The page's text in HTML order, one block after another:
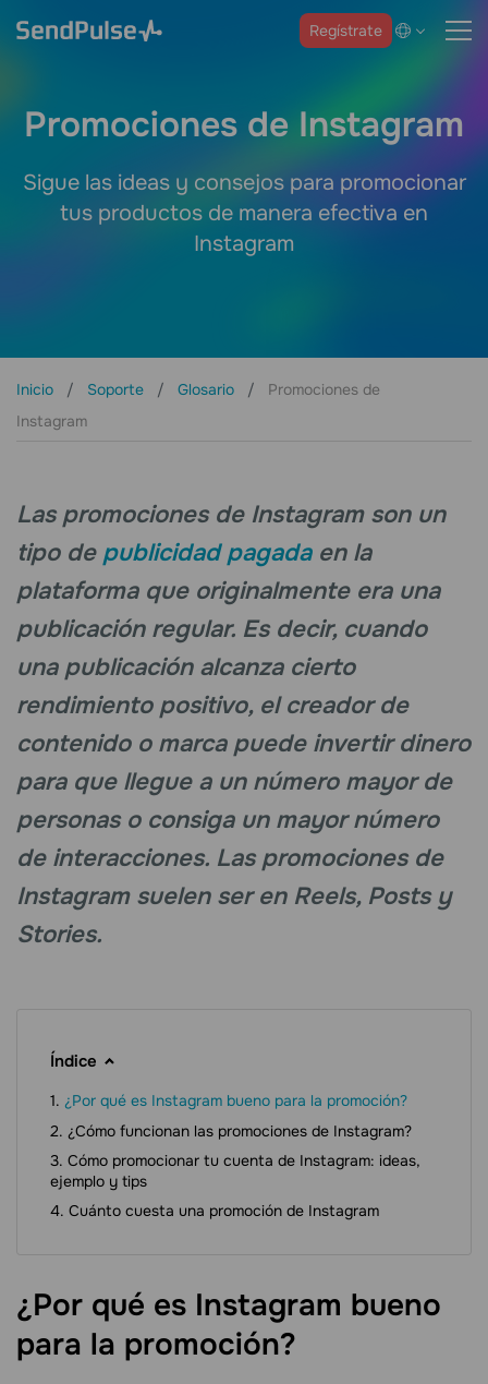
Regístrate
Promociones de Instagram
Sigue las ideas y consejos para promocionar
tus productos de manera efectiva en
Instagram
Inicio Soporte Glosario
Promociones de
Instagram
Las promociones de Instagram son un
tipo de publicidad pagadaen la
plataforma que originalmente era una
publicación regular. Es decir, cuando
una publicación alcanza cierto
rendimiento positivo, el creador de
contenido o marca puede invertir dinero
para que llegue a un número mayor de
personas o consiga un mayor número
de interacciones. Las promociones de
Instagram suelen ser en Reels, Posts y
Stories.
Índice
¿Por qué es Instagram bueno para la promoción?
¿Cómo funcionan las promociones de Instagram?
Cómo promocionar tu cuenta de Instagram: ideas,
ejemplo y tips
Cuánto cuesta una promoción de Instagram
¿Por qué es Instagram bueno
para la promoción?